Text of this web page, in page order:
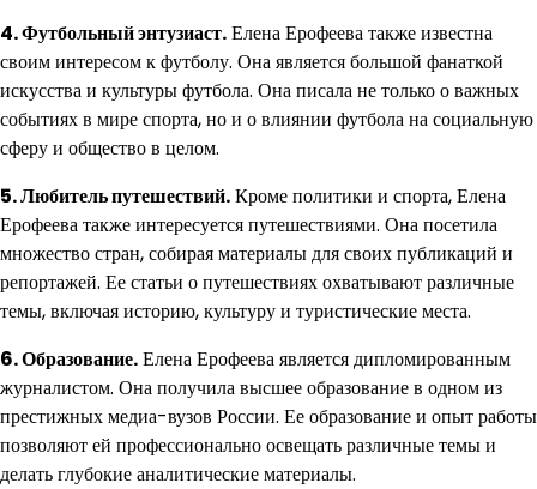
4. Футбольный энтузиаст.Елена Ерофеева также известна
своим интересом к футболу. Она является большой фанаткой
искусства и культуры футбола. Она писала не только о важных
событиях в мире спорта, но и о влиянии футбола на социальную
сферу и общество в целом.
5. Любитель путешествий.Кроме политики и спорта, Елена
Ерофеева также интересуется путешествиями. Она посетила
множество стран, собирая материалы для своих публикаций и
репортажей. Ее статьи о путешествиях охватывают различные
темы, включая историю, культуру и туристические места.
6. Образование.Елена Ерофеева является дипломированным
журналистом. Она получила высшее образование в одном из
престижных медиа-вузов России. Ее образование и опыт работы
позволяют ей профессионально освещать различные темы и
делать глубокие аналитические материалы.